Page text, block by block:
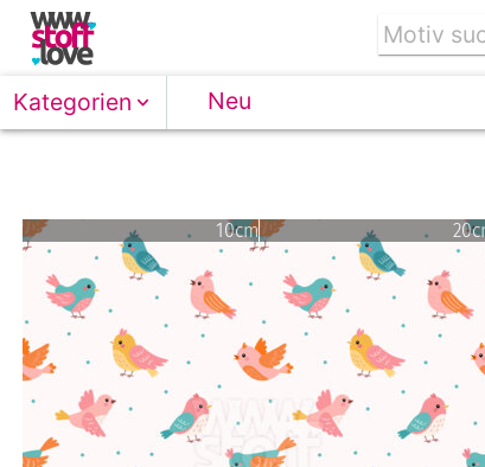
Kategorien Neu
10cm